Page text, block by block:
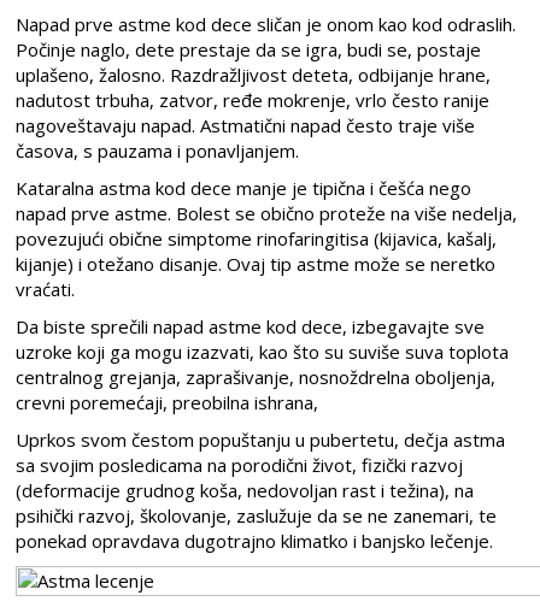
Napad prve astme kod dece sličan je onom kao kod odraslih.
Počinje naglo, dete prestaje da se igra, budi se, postaje
uplašeno, žalosno. Razdražljivost deteta, odbijanje hrane,
nadutost trbuha, zatvor, ređe mokrenje, vrlo često ranije
nagoveštavaju napad. Astmatični napad često traje više
časova, s pauzama i ponavljanjem.
Kataralna astma kod dece manje je tipična i češća nego
napad prve astme. Bolest se obično proteže na više nedelja,
povezujući obične simptome rinofaringitisa (kijavica, kašalj,
kijanje) i otežano disanje. Ovaj tip astme može se neretko
vraćati.
Da biste sprečili napad astme kod dece, izbegavajte sve
uzroke koji ga mogu izazvati, kao što su suviše suva toplota
centralnog grejanja, zaprašivanje, nosnoždrelna oboljenja,
crevni poremećaji, preobilna ishrana,
Uprkos svom čestom popuštanju u pubertetu, dečja astma
sa svojim posledicama na porodični život, fizički razvoj
(deformacije grudnog koša, nedovoljan rast i težina), na
psihički razvoj, školovanje, zaslužuje da se ne zanemari, te
ponekad opravdava dugotrajno klimatko i banjsko lečenje.